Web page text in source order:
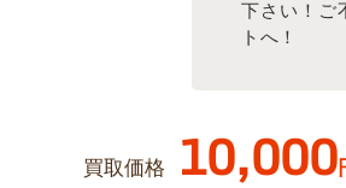
下さい！ご
トへ！
買取価格 10,000